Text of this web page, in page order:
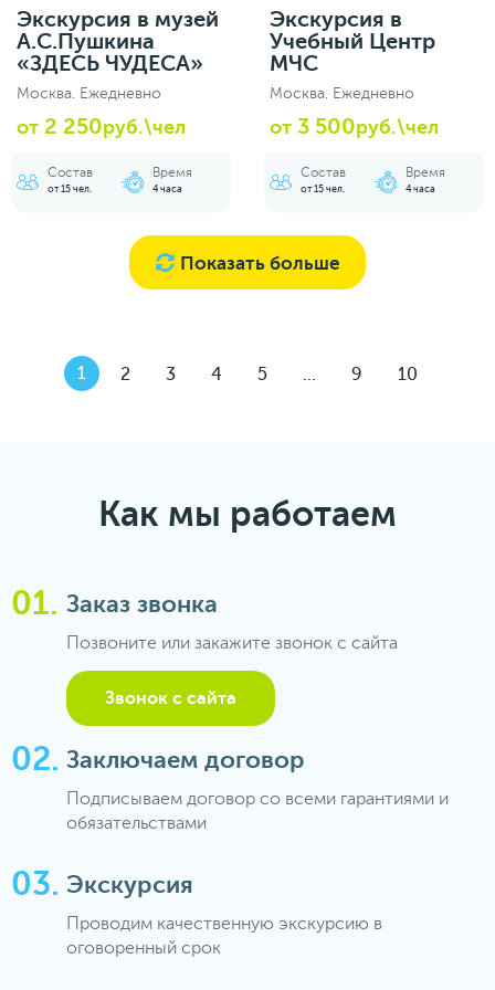
Экскурсия в музей
А.С.Пушкина
«ЗДЕСЬ ЧУДЕСА»
Москва. Ежедневно
от 2 250руб.\чел
Состав
от 15 чел.
Время
4 часа
Экскурсия в
Учебный Центр
МЧС
Москва. Ежедневно
от 3 500руб.\чел
Состав
от 15 чел.
Время
4 часа
Показать больше
1 2 3 4 5 ... 9 10
Как мы работаем
Заказ звонка
Позвоните или закажите звонок с сайта
Звонок с сайта
Заключаем договор
Подписываем договор со всеми гарантиями и
обязательствами
Экскурсия
Проводим качественную экскурсию в
оговоренный срок